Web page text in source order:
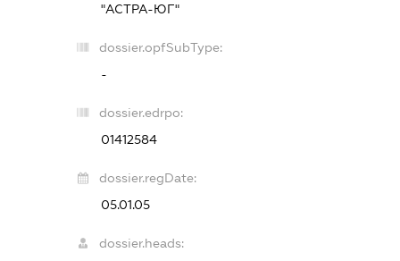
"АСТРА-ЮГ"
dossier.opfSubType:
-
dossier.edrpo:
01412584
dossier.regDate:
05.01.05
dossier.heads: